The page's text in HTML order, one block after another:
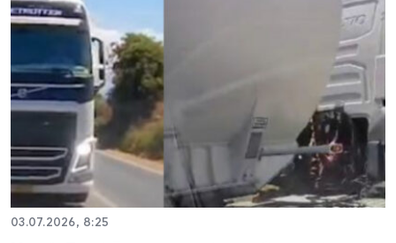
03.07.2026, 8:25